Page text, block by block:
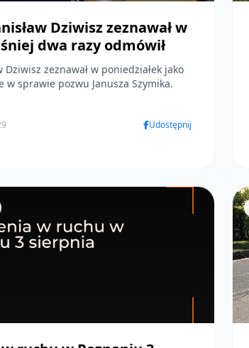
Dziwisz zeznawał w
dwa razy odmówił
Dziwisz zeznawał w poniedziałek jako
w sprawie pozwu Janusza Szymika.
Udostępnij